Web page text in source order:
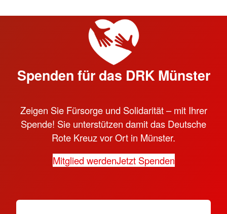
Spenden für das DRK Münster
Zeigen Sie Fürsorge und Solidarität – mit Ihrer
Spende! Sie unterstützen damit das Deutsche
Rote Kreuz vor Ort in Münster.
Mitglied werdenJetzt Spenden